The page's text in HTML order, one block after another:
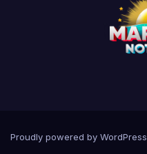
Proudly powered by WordPress